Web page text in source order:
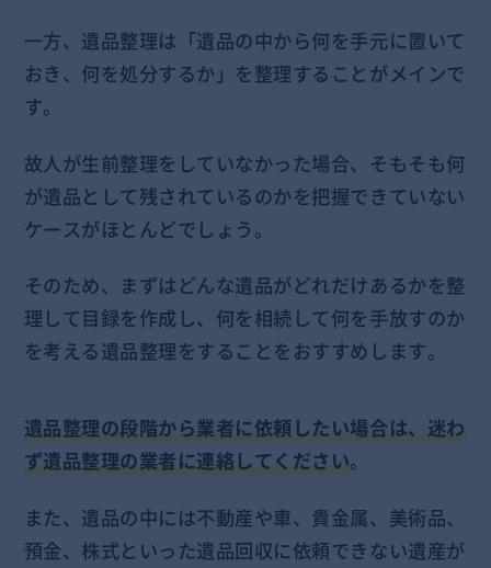
一方、遺品整理は「遺品の中から何を手元に置いて
おき、何を処分するか」を整理することがメインで
す。
故人が生前整理をしていなかった場合、そもそも何
が遺品として残されているのかを把握できていない
ケースがほとんどでしょう。
そのため、まずはどんな遺品がどれだけあるかを整
理して目録を作成し、何を相続して何を手放すのか
を考える遺品整理をすることをおすすめします。
遺品整理の段階から業者に依頼したい場合は、迷わ
ず遺品整理の業者に連絡してください。
また、遺品の中には不動産や車、貴金属、美術品、
預金、株式といった遺品回収に依頼できない遺産が